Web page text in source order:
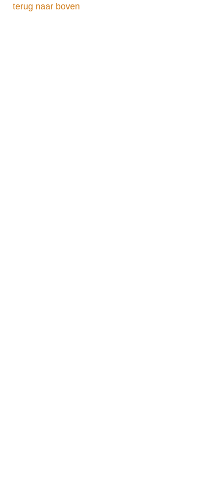
terug naar boven